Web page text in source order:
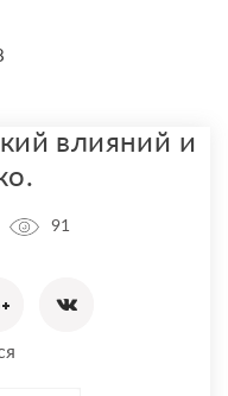
влияний и
91